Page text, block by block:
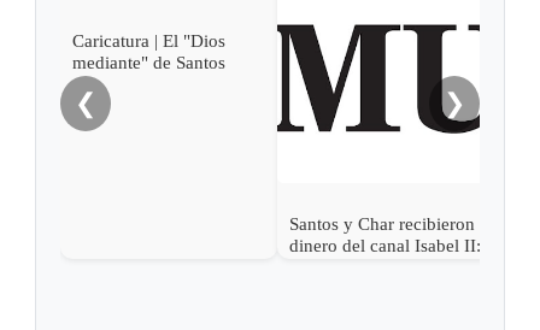
❮
Caricatura | El "Dios
mediante" de Santos
Santos y Char recibieron
dinero del canal Isabel II:
❯